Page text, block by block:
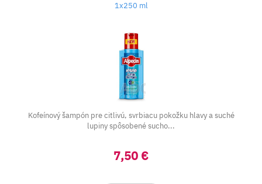
1x250 ml
Kofeínový šampón pre citlivú, svrbiacu pokožku hlavy a suché
lupiny spôsobené sucho...
7,50 €